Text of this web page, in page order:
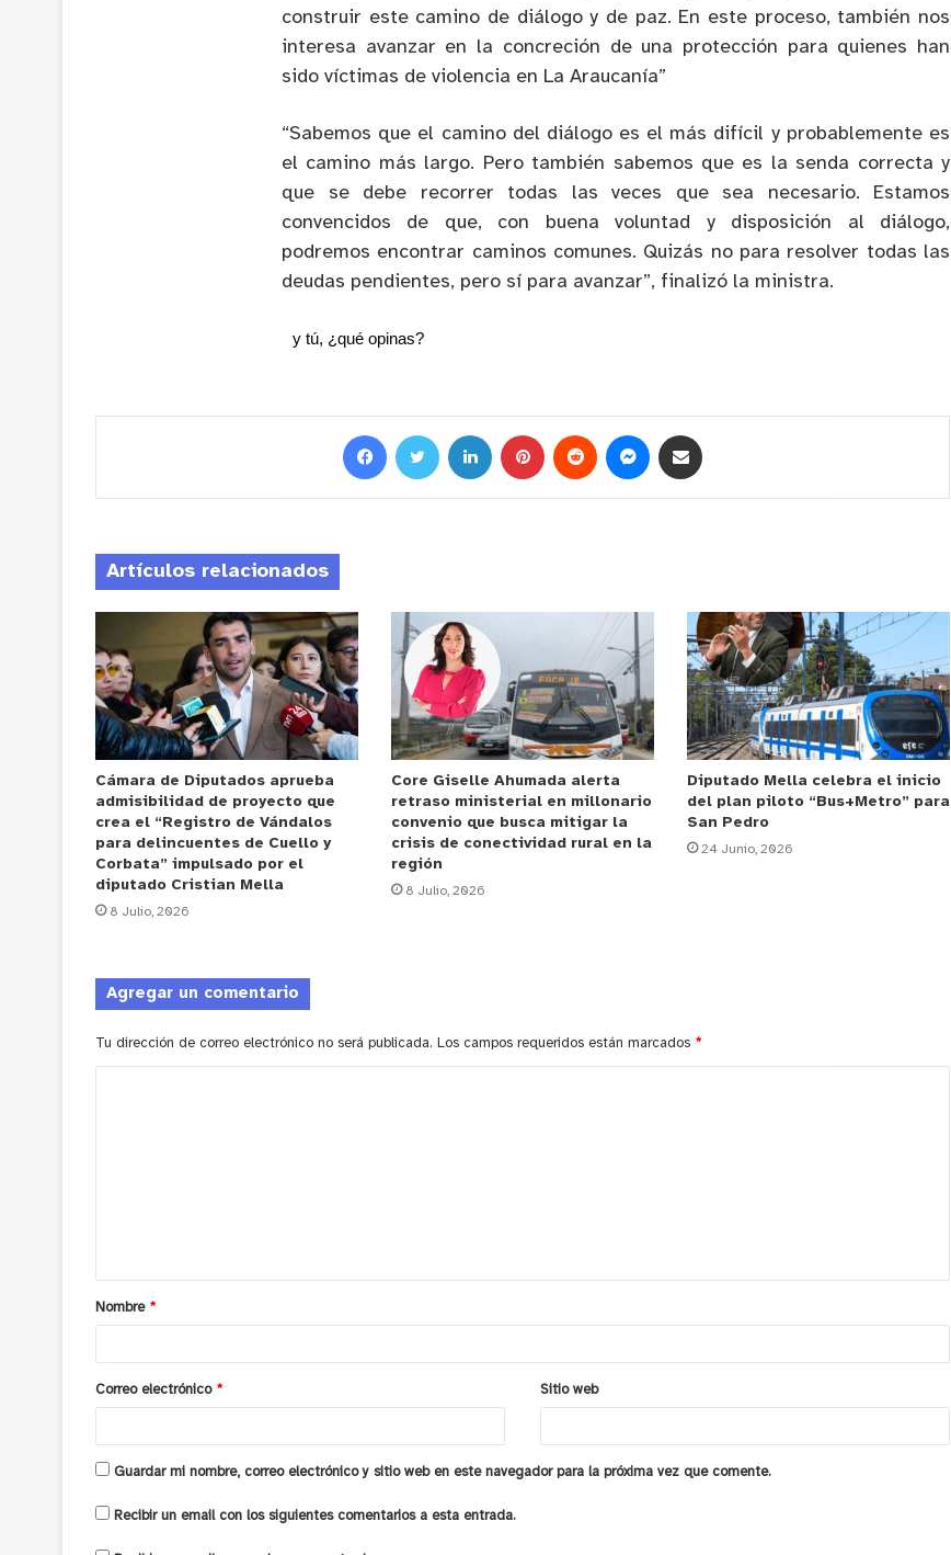
construir este camino de diálogo y de paz. En este proceso, también nos
interesa avanzar en la concreción de una protección para quienes han
sido víctimas de violencia en La Araucanía”
“Sabemos que el camino del diálogo es el más difícil y probablemente es
el camino más largo. Pero también sabemos que es la senda correcta y
que se debe recorrer todas las veces que sea necesario. Estamos
convencidos de que, con buena voluntad y disposición al diálogo,
podremos encontrar caminos comunes. Quizás no para resolver todas las
deudas pendientes, pero sí para avanzar”, finalizó la ministra.
y tú, ¿qué opinas?
Artículos relacionados
Cámara de Diputados aprueba
admisibilidad de proyecto que
crea el “Registro de Vándalos
para delincuentes de Cuello y
Corbata” impulsado por el
diputado Cristian Mella
8 Julio, 2026
Core Giselle Ahumada alerta
retraso ministerial en millonario
convenio que busca mitigar la
crisis de conectividad rural en la
región
8 Julio, 2026
Diputado Mella celebra el inicio
del plan piloto “Bus+Metro” para
San Pedro
24 Junio, 2026
Agregar un comentario
Tu dirección de correo electrónico no será publicada. Los campos requeridos están marcados *
a
r
*
Nombre *
Correo electrónico * Sitio web
Guardar mi nombre, correo electrónico y sitio web en este navegador para la próxima vez que comente.
Recibir un email con los siguientes comentarios a esta entrada.